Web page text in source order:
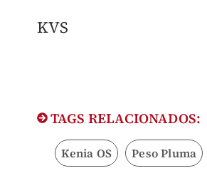
KVS
TAGS RELACIONADOS:
Kenia OS Peso Pluma